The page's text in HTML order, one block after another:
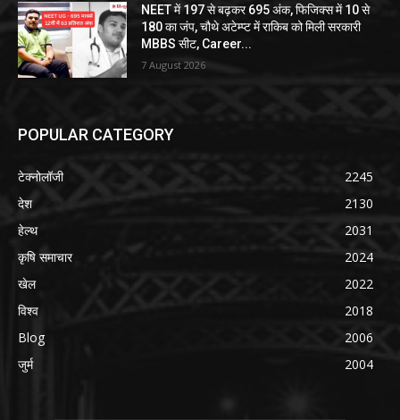
NEET में 197 से बढ़कर 695 अंक, फिजिक्स में 10 से
180 का जंप, चौथे अटेम्प्ट में राकिब को मिली सरकारी
MBBS सीट, Career...
7 August 2026
POPULAR CATEGORY
टेक्नोलॉजी
2245
देश
2130
हेल्थ
2031
कृषि समाचार
2024
खेल
2022
विश्व
2018
Blog
2006
जुर्म
2004